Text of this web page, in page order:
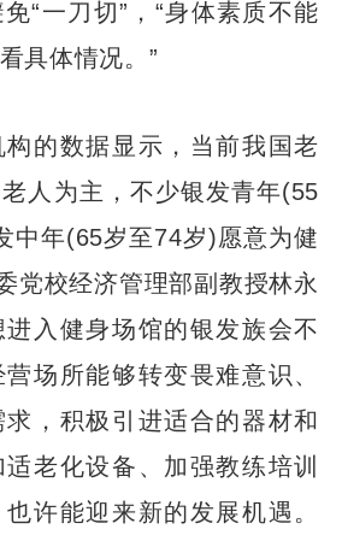
“一刀切”，“身体素质不能
具体情况。”
数据显示，当前我国老
人为主，不少银发青年(55
中年(65岁至74岁)愿意为健
党校经济管理部副教授林永
入健身场馆的银发族会不
场所能够转变畏难意识、
，积极引进适合的器材和
老化设备、加强教练培训
许能迎来新的发展机遇。